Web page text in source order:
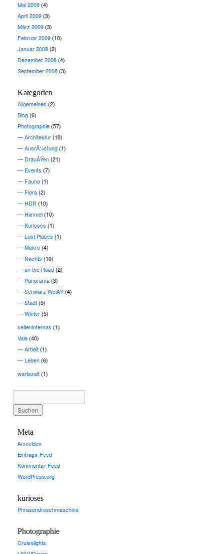
Mai 2009(4)
April 2009(3)
März 2009(3)
Februar 2009(10)
Januar 2009(2)
Dezember 2008(4)
September 2008(3)
Kategorien
Allgemeines (2)
Blog(6)
Photographie(57)
Architektur(10)
AusrÃ¼stung(1)
DrauÃŸen(21)
Events (7)
Fauna(1)
Flora(2)
HDR (10)
Himmel(10)
Kurioses (1)
Lost Places (1)
Makro(4)
Nachts (10)
on the Road(2)
Panorama(3)
Schwarz WeiÃŸ(4)
Stadt(5)
Winter(5)
seiteninternas (1)
Vale(40)
Arbeit(1)
Leben(6)
wartezeit(1)
Meta
Anmelden
Eintrags-Feed
Kommentar-Feed
WordPress.org
kurioses
Phrasendreschmaschine
Photographie
Cruiselights